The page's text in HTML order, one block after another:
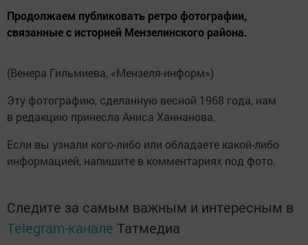
Продолжаем публиковать ретро фотографии,
связанные с историей Мензелинского района.
(Венера Гильмиева, «Мензеля-информ»)
Эту фотографию, сделанную весной 1968 года, нам
в редакцию принесла Аниса Ханнанова.
Если вы узнали кого-либо или обладаете какой-либо
информацией, напишите в комментариях под фото.
Следите за самым важным и интересным в
Telegram-канале Татмедиа